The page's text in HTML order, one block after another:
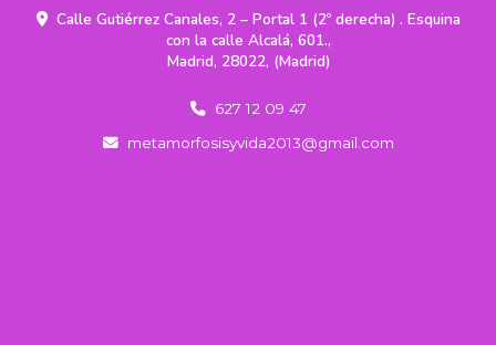
Calle Gutiérrez Canales, 2 – Portal 1 (2º derecha) . Esquina
con la calle Alcalá, 601.,
Madrid, 28022, (Madrid)
627 12 09 47
metamorfosisyvida2013
gmail.com